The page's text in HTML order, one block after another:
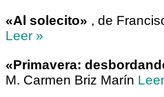
«Al solecito» , de
Leer »
«Primavera:
M. Carmen Briz Marín